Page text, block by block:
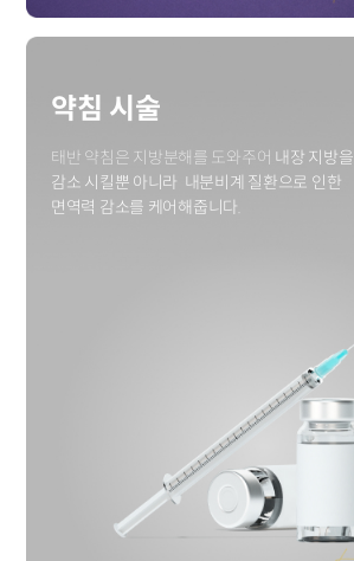
약침 시술
태반 약침은 지방분해를 도와주어 내장 지방을
감소 시킬뿐 아니라 내분비계 질환으로 인한
면역력 감소를 케어해줍니다.